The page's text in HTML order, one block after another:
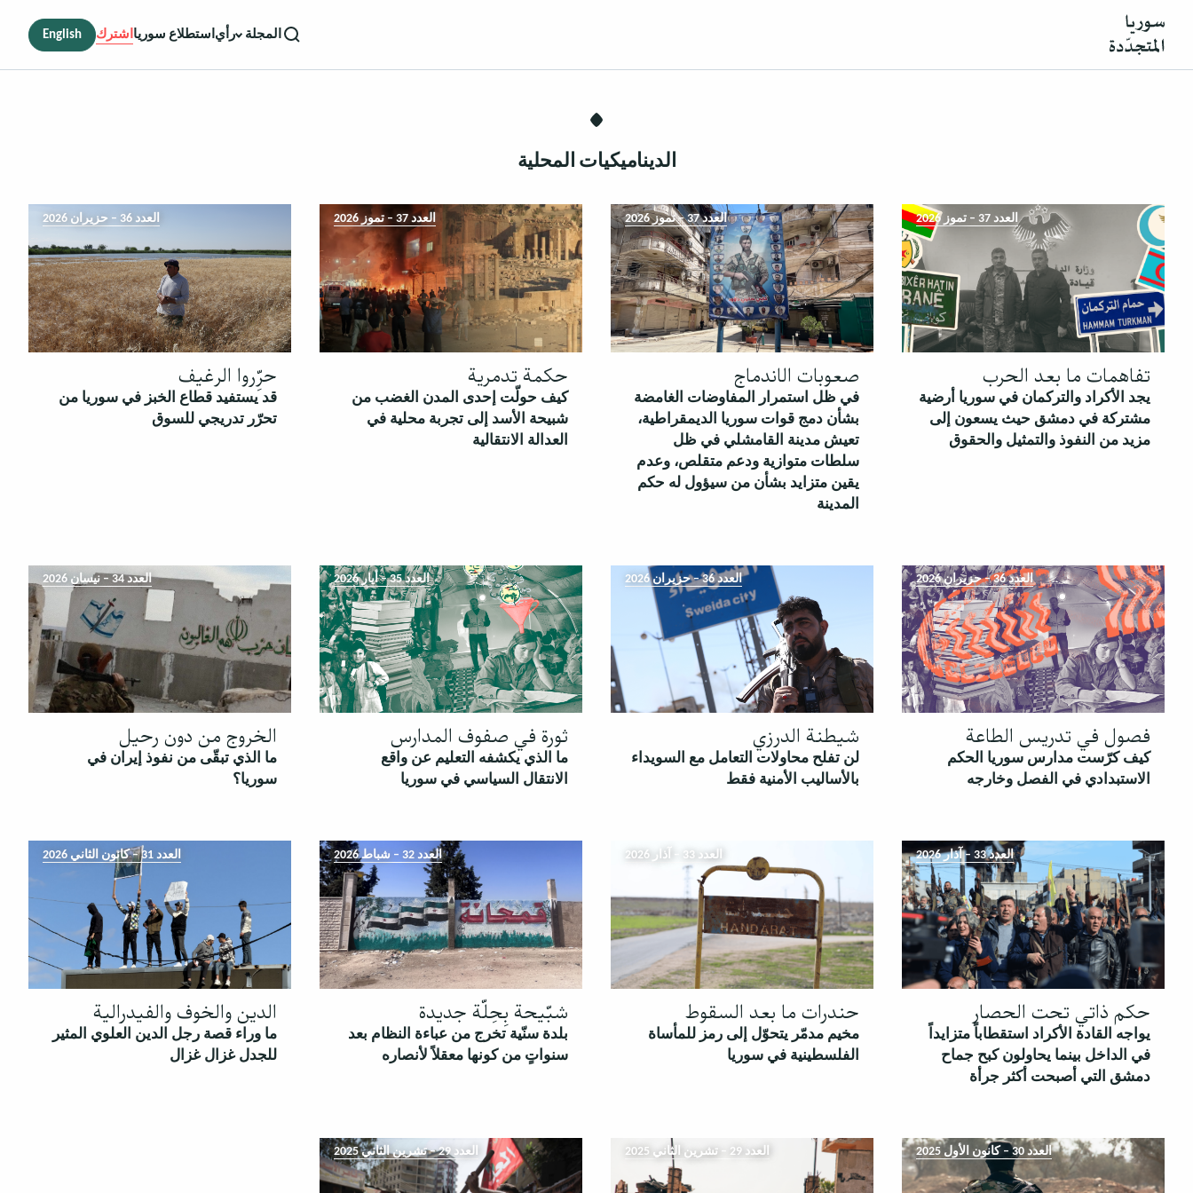
المجلة رأي استطلاع سوريا اشترك English
الديناميكيات المحلية
العدد 37 – تموز 2026
تفاهمات ما بعد الحرب
يجد الأكراد والتركمان في سوريا أرضية
مشتركة في دمشق حيث يسعون إلى
مزيد من النفوذ والتمثيل والحقوق
العدد 37 – تموز 2026
صعوبات الاندماج
في ظل استمرار المفاوضات الغامضة
بشأن دمج قوات سوريا الديمقراطية،
تعيش مدينة القامشلي في ظل
سلطات متوازية ودعم متقلص، وعدم
يقين متزايد بشأن من سيؤول له حكم
المدينة
العدد 37 – تموز 2026
حكمة تدمرية
كيف حولّت إحدى المدن الغضب من
شبيحة الأسد إلى تجربة محلية في
العدالة الانتقالية
العدد 36 – حزيران 2026
حرِّروا الرغيف
قد يستفيد قطاع الخبز في سوريا من
تحرّر تدريجي للسوق
العدد 36 – حزيران 2026
فصول في تدريس الطاعة
كيف كرّست مدارس سوريا الحكم
الاستبدادي في الفصل وخارجه
العدد 36 – حزيران 2026
شيطنة الدرزي
لن تفلح محاولات التعامل مع السويداء
بالأساليب الأمنية فقط
العدد 35 – أيار 2026
ثورة في صفوف المدارس
ما الذي يكشفه التعليم عن واقع
الانتقال السياسي في سوريا
العدد 34 – نيسان 2026
الخروج من دون رحيل
ما الذي تبقّى من نفوذ إيران في
سوريا؟
العدد 33 – آذار 2026
حكم ذاتي تحت الحصار
يواجه القادة الأكراد استقطاباً متزايداً
في الداخل بينما يحاولون كبح جماح
دمشق التي أصبحت أكثر جرأة
العدد 33 – آذار 2026
حندرات ما بعد السقوط
مخيم مدمّر يتحوّل إلى رمز للمأساة
الفلسطينية في سوريا
العدد 32 – شباط 2026
شبّيحة بِحِلّة جديدة
بلدة سنّية تخرج من عباءة النظام بعد
سنواتٍ من كونها معقلاً لأنصاره
العدد 31 – كانون الثاني 2026
الدين والخوف والفيدرالية
ما وراء قصة رجل الدين العلوي المثير
للجدل غزال غزال
العدد 30 – كانون الأول 2025 العدد 29 – تشرين الثاني 2025 العدد 29 – تشرين الثاني 2025